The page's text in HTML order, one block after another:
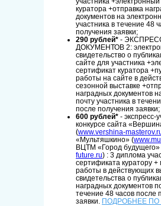
куратора +отправка
документов на
участника в течение 48
получения заявки;
290 рублей* -
ДОКУМЕНТОВ 2:
свидетельство о
сайте для участника
сертификат куратора
работы на сайте в
сезонной выставке
наградных документов
почту участника в
после получения заявки;
600 рублей* - экспресс-
конкурсе сайта
(www.vershina-
«Мультяшкино» (
ВЦТМ «Город будущего»
future.ru) : 3 диплома
сертификата куратору +
работы в действующих
свидетельства о
наградных документов
течение 48 часов после
заявки. ПОДРОБНЕЕ ПО